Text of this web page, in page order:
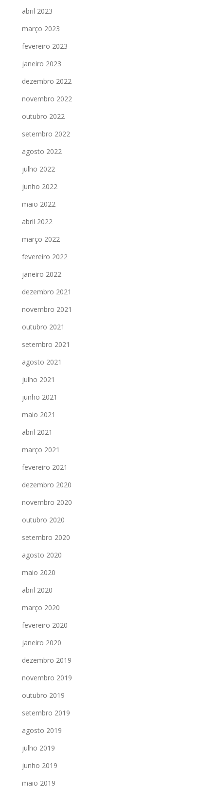
abril 2023
março 2023
fevereiro 2023
janeiro 2023
dezembro 2022
novembro 2022
outubro 2022
setembro 2022
agosto 2022
julho 2022
junho 2022
maio 2022
abril 2022
março 2022
fevereiro 2022
janeiro 2022
dezembro 2021
novembro 2021
outubro 2021
setembro 2021
agosto 2021
julho 2021
junho 2021
maio 2021
abril 2021
março 2021
fevereiro 2021
dezembro 2020
novembro 2020
outubro 2020
setembro 2020
agosto 2020
maio 2020
abril 2020
março 2020
fevereiro 2020
janeiro 2020
dezembro 2019
novembro 2019
outubro 2019
setembro 2019
agosto 2019
julho 2019
junho 2019
maio 2019